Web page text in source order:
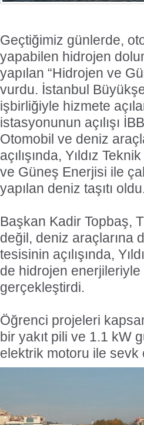
Geçtiğimiz günlerde,
yapabilen hidrojen
yapılan “Hidrojen ve
vurdu. İstanbul
işbirliğiyle hizmete
istasyonunun açılışı
Otomobil ve deniz
açılışında, Yıldız
ve Güneş Enerjisi ile
yapılan deniz taşıtı
Başkan Kadir Topbaş,
değil, deniz araçlarına
tesisinin açılışında,
de hidrojen
gerçekleştirdi.
Öğrenci projeleri
bir yakıt pili ve 1.1 kW
elektrik motoru ile sevk